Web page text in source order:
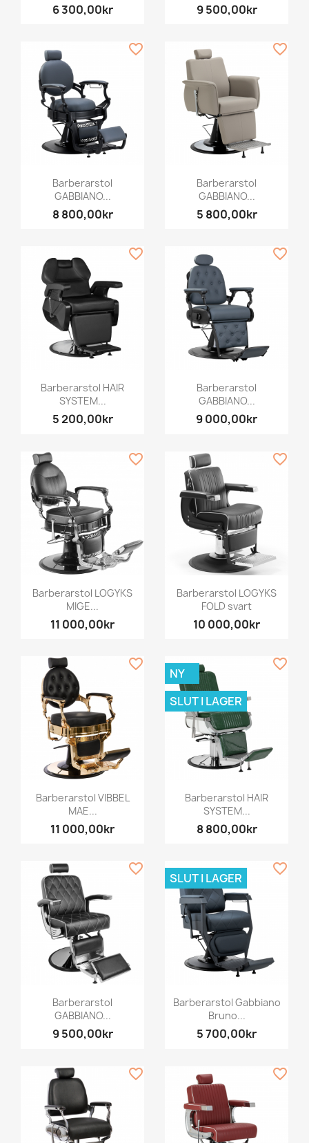
6 300,00kr 9 500,00kr
Barberarstol
GABBIANO...
8 800,00kr
favorite_border
Barberarstol
GABBIANO...
5 800,00kr
favorite_border
Barberarstol HAIR
SYSTEM...
5 200,00kr
favorite_border
Barberarstol
GABBIANO...
9 000,00kr
favorite_border
Barberarstol LOGYKS
MIGE...
11 000,00kr
favorite_border
Barberarstol LOGYKS
FOLD svart
10 000,00kr
favorite_border
Barberarstol VIBBEL
MAE...
11 000,00kr
favorite_border
Barberarstol HAIR
SYSTEM...
8 800,00kr
NY
SLUT I LAGER
favorite_border
Barberarstol
GABBIANO...
9 500,00kr
favorite_border
Barberarstol Gabbiano
Bruno...
5 700,00kr
SLUT I LAGER
favorite_border
favorite_border favorite_border